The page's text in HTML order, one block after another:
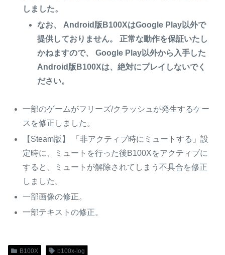
しました。
なお、 Android版B100XはGoogle Play以外で
提供しておりません。 正常な動作を保証いたし
かねますので、 Google Play以外から入手した
Android版B100Xは、絶対にプレイしないでく
ださい。
一部のゲームがフリーズ/クラッシュが発生するケー
スを修正しました。
【Steam版】 「非アクティブ時にミュートする」設
定時に、ミュートを行った後B100Xをアクティブに
すると、ミュートが解除されてしまう不具合を修正
しました。
一部画像の修正。
一部テキストの修正。
B100X b100x-log